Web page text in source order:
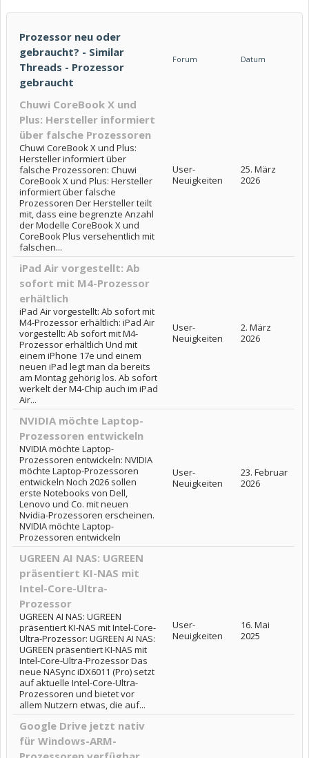
Prozessor neu oder
gebraucht? - Similar
Threads - Prozessor
gebraucht
Forum Datum
Chuwi CoreBook X und
Plus: Hersteller informiert
über falsche Prozessoren
Chuwi CoreBook X und Plus:
Hersteller informiert über
falsche Prozessoren: Chuwi
CoreBook X und Plus: Hersteller
informiert über falsche
Prozessoren Der Hersteller teilt
mit, dass eine begrenzte Anzahl
der Modelle CoreBook X und
CoreBook Plus versehentlich mit
falschen...
User-
Neuigkeiten
25. März
2026
iPad Air vorgestellt: Ab
sofort mit M4-Prozessor
erhältlich
iPad Air vorgestellt: Ab sofort mit
M4-Prozessor erhältlich: iPad Air
vorgestellt: Ab sofort mit M4-
Prozessor erhältlich Und mit
einem iPhone 17e und einem
neuen iPad legt man da bereits
am Montag gehörig los. Ab sofort
werkelt der M4-Chip auch im iPad
Air...
User-
Neuigkeiten
2. März
2026
NVIDIA möchte Laptop-
Prozessoren entwickeln
NVIDIA möchte Laptop-
Prozessoren entwickeln: NVIDIA
möchte Laptop-Prozessoren
entwickeln Noch 2026 sollen
erste Notebooks von Dell,
Lenovo und Co. mit neuen
Nvidia-Prozessoren erscheinen.
NVIDIA möchte Laptop-
Prozessoren entwickeln
User-
Neuigkeiten
23. Februar
2026
UGREEN AI NAS: UGREEN
präsentiert KI-NAS mit
Intel-Core-Ultra-
Prozessor
UGREEN AI NAS: UGREEN
präsentiert KI-NAS mit Intel-Core-
Ultra-Prozessor: UGREEN AI NAS:
UGREEN präsentiert KI-NAS mit
Intel-Core-Ultra-Prozessor Das
neue NASync iDX6011 (Pro) setzt
auf aktuelle Intel-Core-Ultra-
Prozessoren und bietet vor
allem Nutzern etwas, die auf...
User-
Neuigkeiten
16. Mai
2025
Google Drive jetzt nativ
für Windows-ARM-